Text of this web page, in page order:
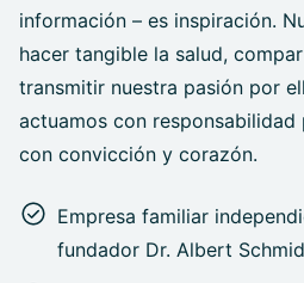
información – es inspiración.
hacer tangible la salud,
transmitir nuestra pasión por
actuamos con
con convicción y corazón.
Empresa familiar
fundador Dr. Albert